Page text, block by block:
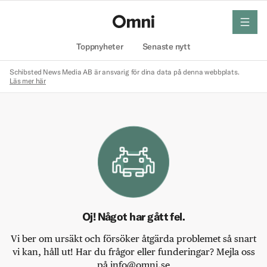
Toppnyheter Senaste nytt
meny
Schibsted News Media AB är ansvarig för dina data på denna webbplats.
Läs mer här
Oj! Något har gått fel.
Vi ber om ursäkt och försöker åtgärda problemet så snart
vi kan, håll ut! Har du frågor eller funderingar? Mejla oss